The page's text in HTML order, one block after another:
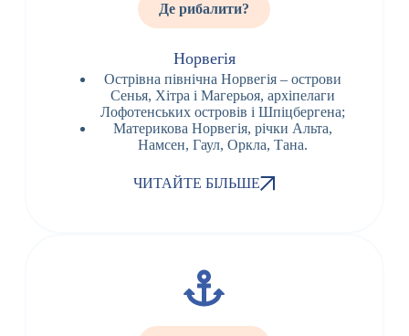
Де рибалити?
Норвегія
Острівна північна Норвегія – острови
Сенья, Хітра і Магерьоя, архіпелаги
Лофотенських островів і Шпіцбергена;
Материкова Норвегія, річки Альта,
Намсен, Гаул, Оркла, Тана.
ЧИТАЙТЕ БІЛЬШЕ